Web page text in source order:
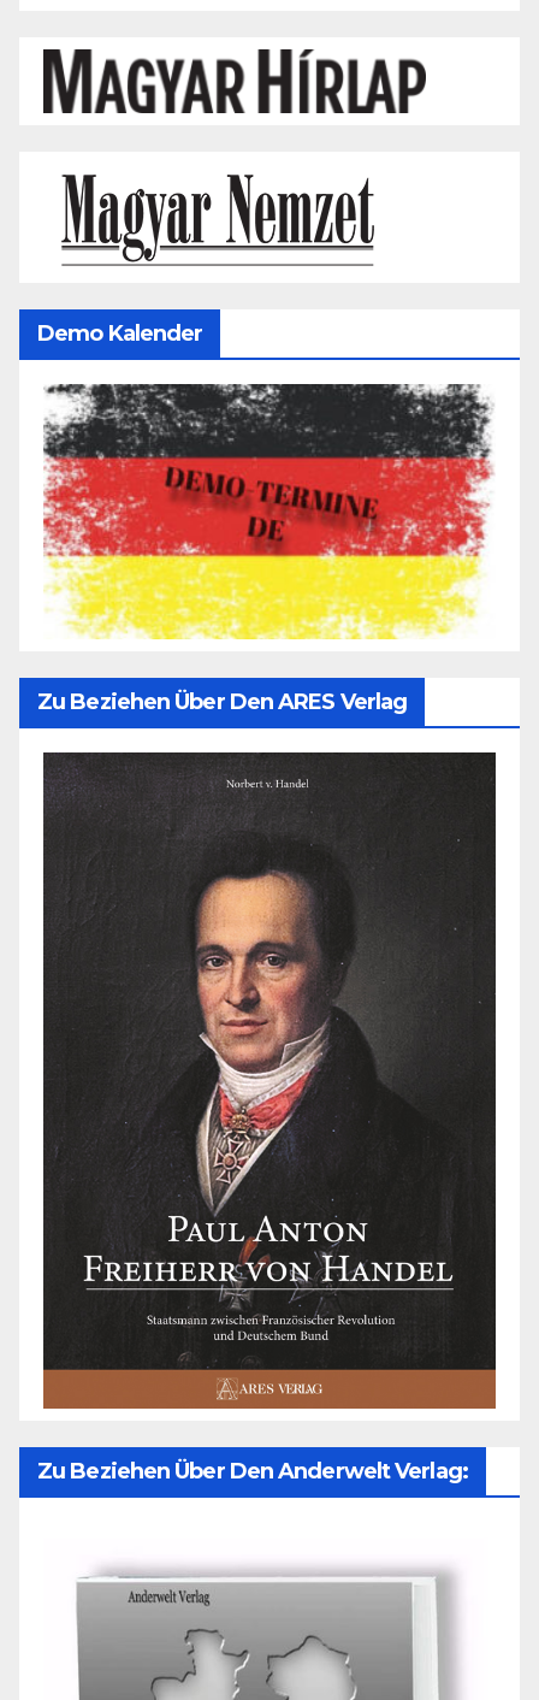
Demo Kalender
Zu Beziehen Über Den ARES Verlag
Zu Beziehen Über Den Anderwelt Verlag: